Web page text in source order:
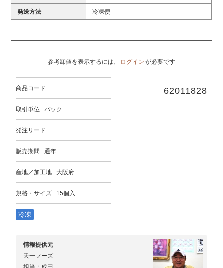
発送方法 冷凍便
参考卸値を表示するには、 ログイン が必要です
商品コード 62011828
取引単位 : パック
発注リード :
販売期間 : 通年
産地／加工地 : 大阪府
規格・サイズ : 15個入
冷凍
情報提供元
天一フーズ
担当：成田